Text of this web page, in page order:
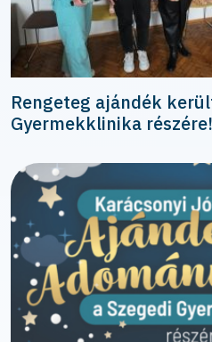
Rengeteg ajándék
Gyermekklinika részére!